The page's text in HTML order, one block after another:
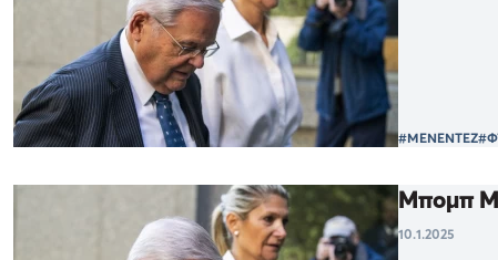
#ΜΕΝΕΝΤΕΖ
Μπομπ
10.1.2025